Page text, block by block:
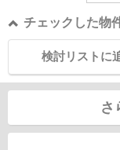
チェックした物
検討リストに
さ